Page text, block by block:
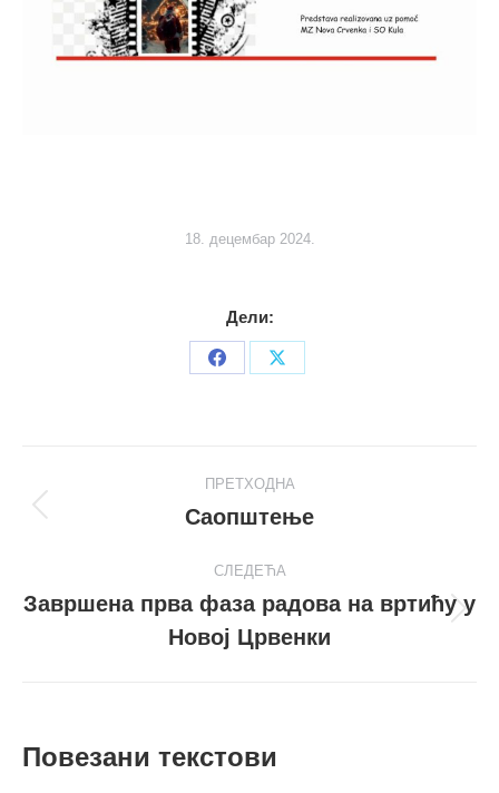
18. децембар 2024.
Дели:
Share
Share
navigation
ПРЕТХОДНА
Претходни
Саопштење
СЛЕДЕЋА
Следећи
пост
Завршена прва фаза радова на вртићу у
Новој Црвенки
Повезани текстови